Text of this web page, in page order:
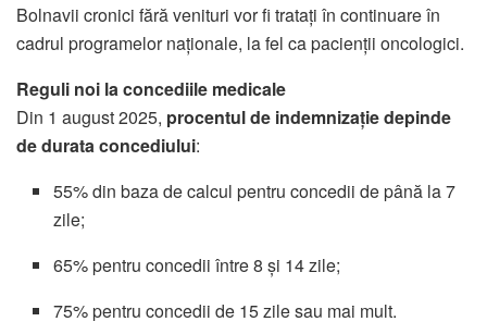
Bolnavii cronici fără venituri vor fi tratați în continuare în
cadrul programelor naționale, la fel ca pacienții oncologici.
Reguli noi la concediile medicale
Din 1 august 2025, procentul de indemnizație depinde
de durata concediului:
55% din baza de calcul pentru concedii de până la 7
zile;
65% pentru concedii între 8 și 14 zile;
75% pentru concedii de 15 zile sau mai mult.